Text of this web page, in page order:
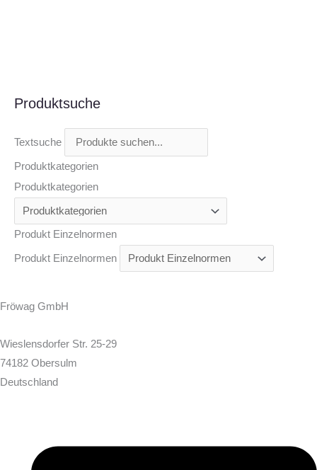
Produktsuche
Textsuche
Produktkategorien
Produktkategorien
Produkt Einzelnormen
Produkt Einzelnormen
Fröwag GmbH
Wieslensdorfer Str. 25-29
74182 Obersulm
Deutschland